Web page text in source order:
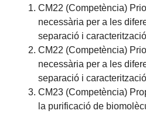
CM22 (Competència)
necessària per a les
separació i
CM22 (Competència)
necessària per a les
separació i
CM23 (Competència)
la purificació de